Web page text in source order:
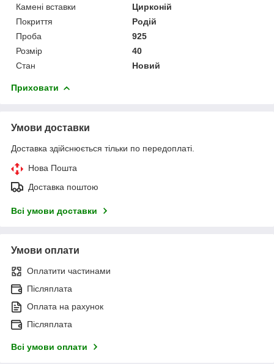
Камені вставки
Цирконій
Покриття
Родій
Проба
925
Розмір
40
Стан
Новий
Приховати
Умови доставки
Доставка здійснюється тільки по передоплаті.
Нова Пошта
Доставка поштою
Всі умови доставки
Умови оплати
Оплатити частинами
Післяплата
Оплата на рахунок
Післяплата
Всі умови оплати